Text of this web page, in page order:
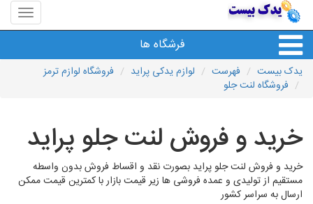
منوی
سایت
بیست
فرشگاه ها
یدک بیست فهرست لوازم یدکی پراید
فروشگاه لوازم ترمز
فروشگاه لنت جلو
خرید و فروش لنت جلو پراید
خرید و فروش لنت جلو پراید بصورت نقد و اقساط فروش بدون واسطه
مستقیم از تولیدی و عمده فروشی ها زیر قیمت بازار با کمترین قیمت ممکن
ارسال به سراسر کشور